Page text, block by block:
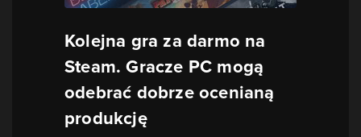
Kolejna gra za darmo na
Steam. Gracze PC mogą
odebrać dobrze ocenianą
produkcję